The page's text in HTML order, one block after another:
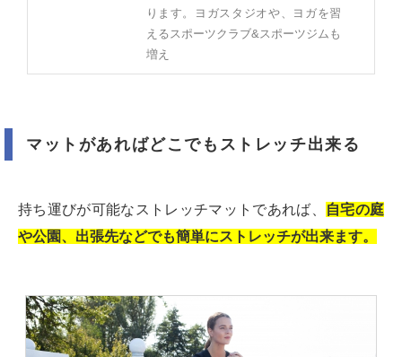
ります。ヨガスタジオや、ヨガを習
えるスポーツクラブ&スポーツジムも
増え
マットがあればどこでもストレッチ出来る
持ち運びが可能なストレッチマットであれば、
自宅の庭
や公園、出張先などでも簡単にストレッチが出来ます。